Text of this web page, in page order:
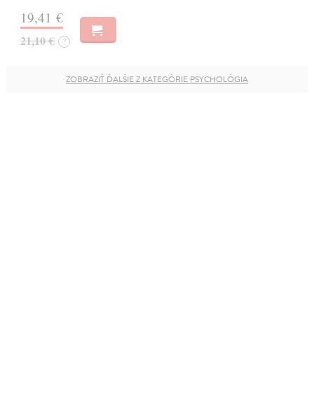
19,41 €
21,10 € ?
ZOBRAZIŤ ĎALŠIE Z KATEGÓRIE PSYCHOLÓGIA